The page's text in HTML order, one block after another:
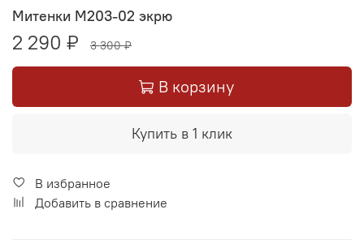
Митенки М203-02 экрю
2 290 ₽ 3 300 ₽
В корзину
Купить в 1 клик
В избранное
Добавить в сравнение